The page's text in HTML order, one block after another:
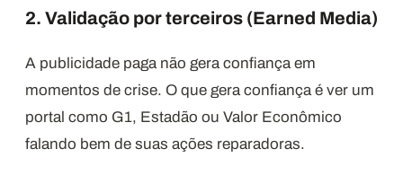
2. Validação por terceiros (Earned Media)
A publicidade paga não gera confiança em
momentos de crise. O que gera confiança é ver um
portal como G1, Estadão ou Valor Econômico
falando bem de suas ações reparadoras.